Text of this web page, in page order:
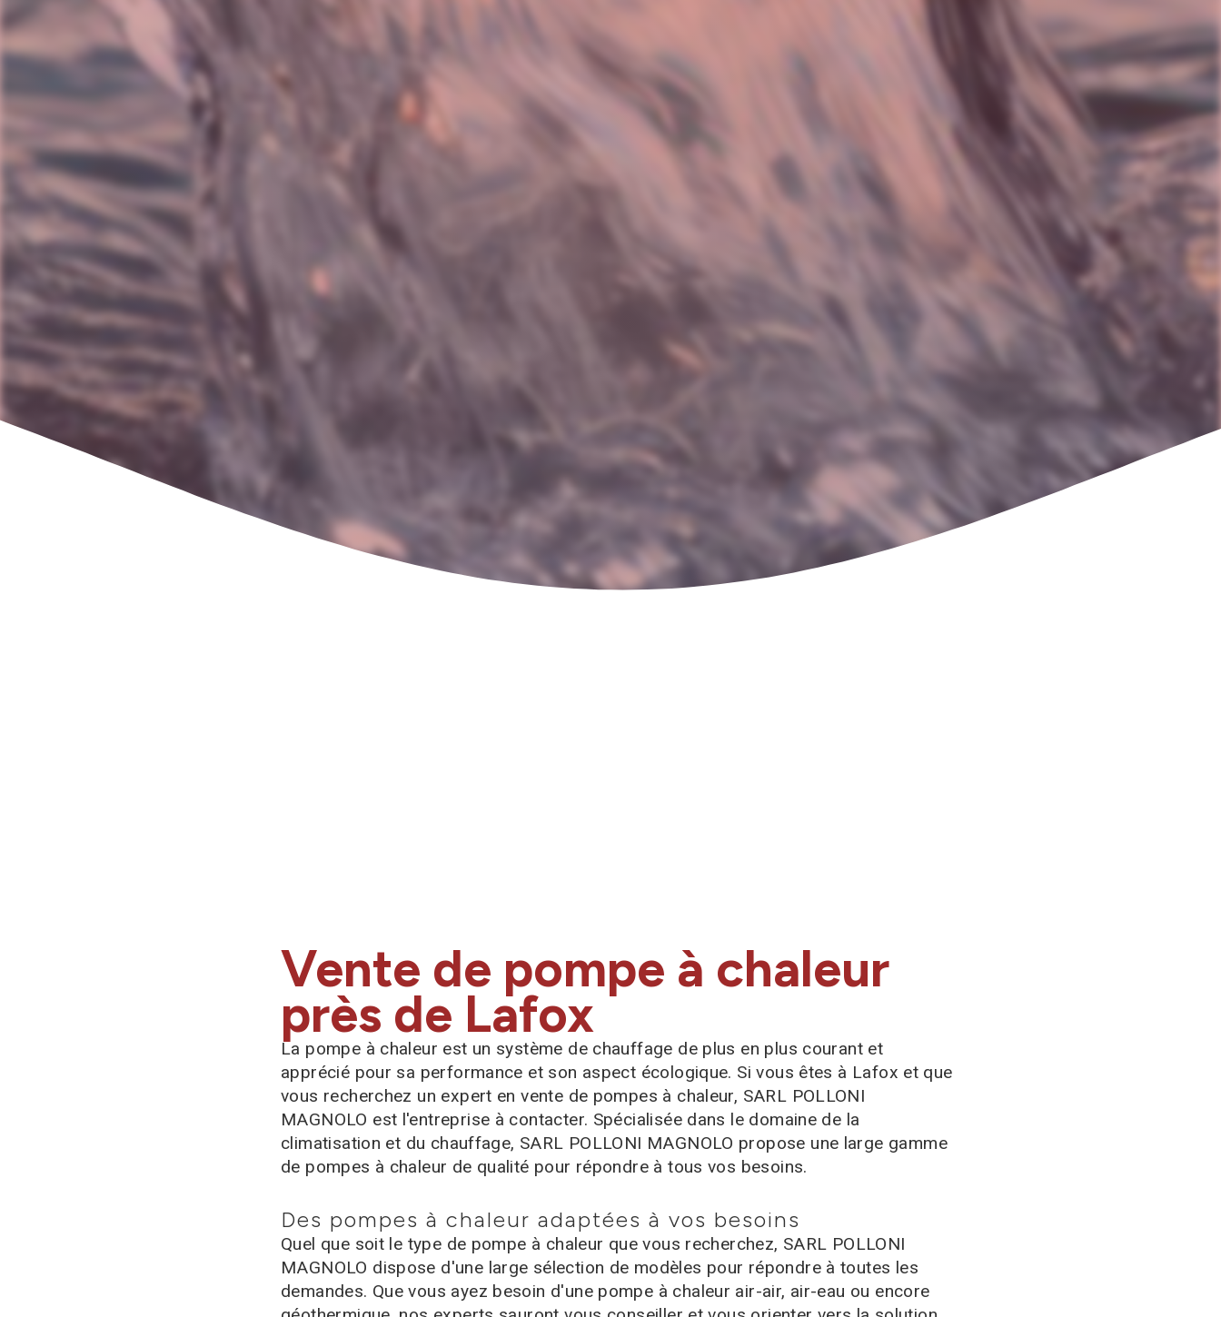
Vente de pompe à chaleur
près de Lafox
La pompe à chaleur est un système de chauffage de plus en plus courant et
apprécié pour sa performance et son aspect écologique. Si vous êtes à Lafox et que
vous recherchez un expert en vente de pompes à chaleur, SARL POLLONI
MAGNOLO est l'entreprise à contacter. Spécialisée dans le domaine de la
climatisation et du chauffage, SARL POLLONI MAGNOLO propose une large gamme
de pompes à chaleur de qualité pour répondre à tous vos besoins.
Des pompes à chaleur adaptées à vos besoins
Quel que soit le type de pompe à chaleur que vous recherchez, SARL POLLONI
MAGNOLO dispose d'une large sélection de modèles pour répondre à toutes les
demandes. Que vous ayez besoin d'une pompe à chaleur air-air, air-eau ou encore